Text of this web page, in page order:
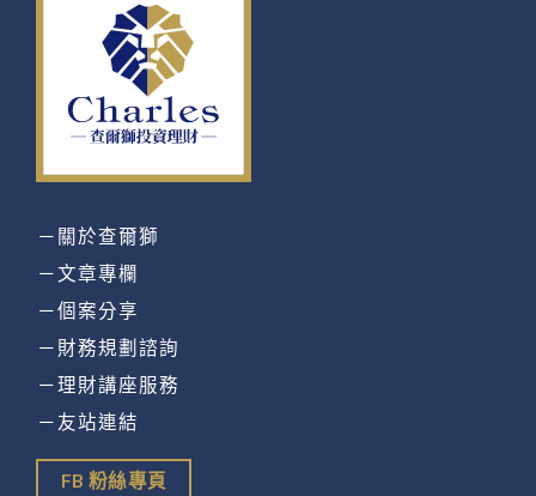
－關於查爾獅
－文章專欄
－個案分享
－財務規劃諮詢
－理財講座服務
－友站連結
FB 粉絲專頁